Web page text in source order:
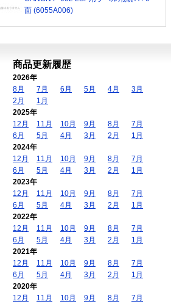
面 (6055A006)
商品更新履歴
2026年
8月
7月 6月 5月 4月
3月
2月
1月
2025年
12月
11月 10月 9月 8月
7月
6月
5月 4月 3月 2月
1月
2024年
12月
11月 10月 9月 8月
7月
6月
5月 4月 3月 2月
1月
2023年
12月
11月 10月 9月 8月
7月
6月
5月 4月 3月 2月
1月
2022年
12月
11月 10月 9月 8月
7月
6月
5月 4月 3月 2月
1月
2021年
12月
11月 10月 9月 8月
7月
6月
5月 4月 3月 2月
1月
2020年
12月
11月 10月 9月 8月
7月